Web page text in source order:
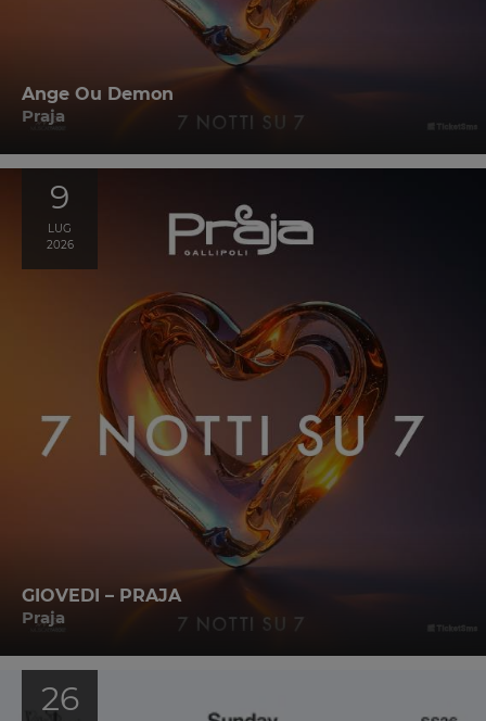
Ange Ou Demon
Praja
9
LUG
2026
GIOVEDI – PRAJA
Praja
26